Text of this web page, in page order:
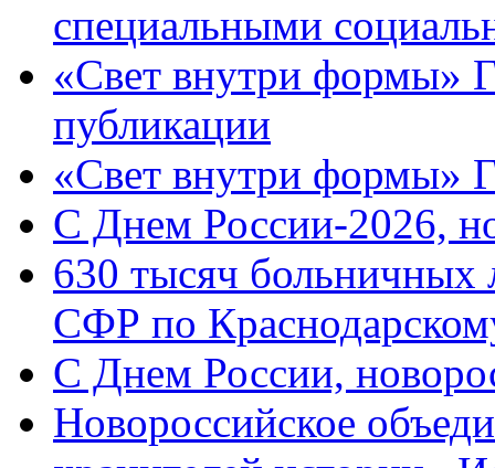
специальными
«Свет внутри формы»
публикации
«Свет внутри формы»
C Днем России-2026,
630 тысяч больничных
СФР по
C Днем России,
Новороссийское